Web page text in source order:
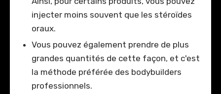
injecter moins souvent que les stéroïdes
oraux.
Vous pouvez également prendre de plus
grandes quantités de cette façon, et c'est
la méthode préférée des bodybuilders
professionnels.